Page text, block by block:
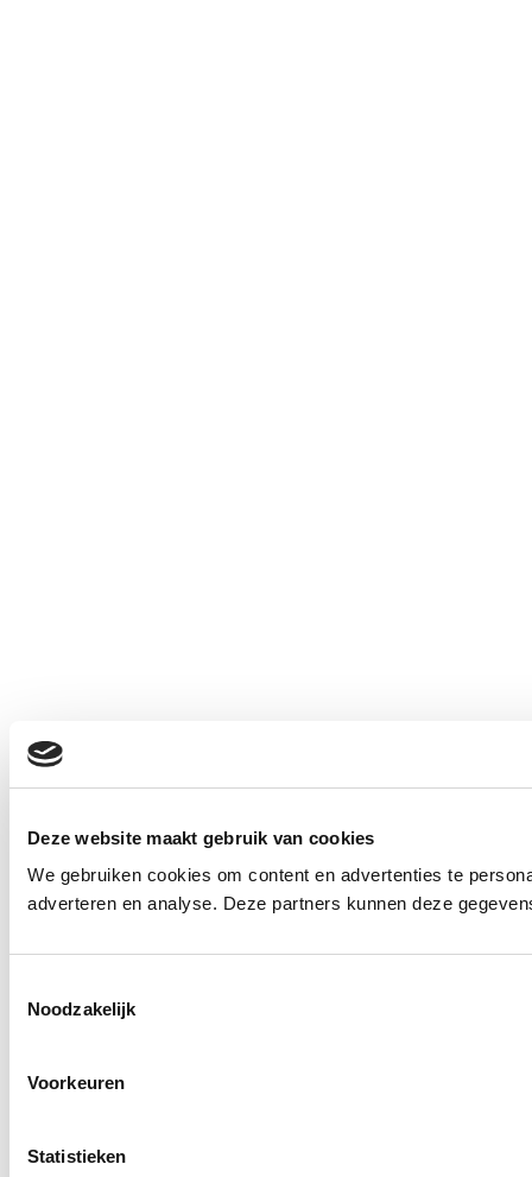
Deze website maakt gebruik van cookies
We gebruiken cookies om content en advertenties te
adverteren en analyse. Deze partners kunnen deze
Noodzakelijk
Voorkeuren
Statistieken